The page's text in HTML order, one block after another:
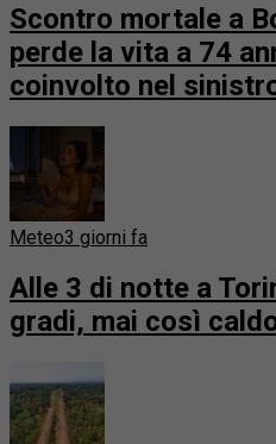
Scontro mortale a
perde la vita a 74
coinvolto nel
Meteo3 giorni fa
Alle 3 di notte a
gradi, mai così